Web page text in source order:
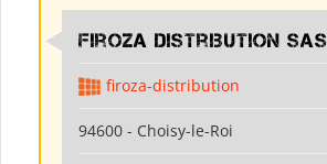
Firoza Distribution SAS
firoza-distribution
94600 - Choisy-le-Roi